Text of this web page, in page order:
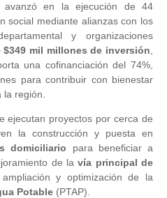
avanzó en la ejecución de 44
social mediante alianzas con los
y organizaciones
mil millones de inversión
una cofinanciación del 74%,
para contribuir con bienestar
región.
ejecutan proyectos por cerca de
la construcción y puesta en
domiciliario para beneficiar a
de la vía principal de
y optimización de la
Potable (PTAP).